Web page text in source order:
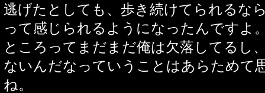
逃げたとしても、歩き続けてられるな
って感じられるようになったんですよ
ところってまだまだ俺は欠落してるし
ないんだなっていうことはあらためて
ね。